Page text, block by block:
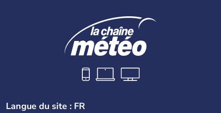
Langue du site : FR